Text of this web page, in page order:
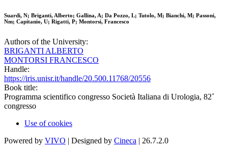
Suardi, N; Briganti, Alberto; Gallina, A; Da Pozzo, L; Tutolo, M; Bianchi, M; Passoni,
Nm; Capitanio, U; Rigatti, P; Montorsi, Francesco
Authors of the University:
BRIGANTI ALBERTO
MONTORSI FRANCESCO
Handle:
https://iris.unisr.it/handle/20.500.11768/20556
Book title:
Programma scientifico congresso Società Italiana di Urologia, 82˚
congresso
Use of cookies
Powered by VIVO | Designed by Cineca | 26.7.2.0